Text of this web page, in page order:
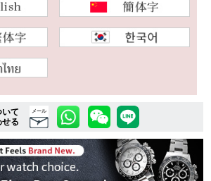
アンティーク品
SALE
条件で商品を絞り込む
詳細検索はこちら
て
せる
メール